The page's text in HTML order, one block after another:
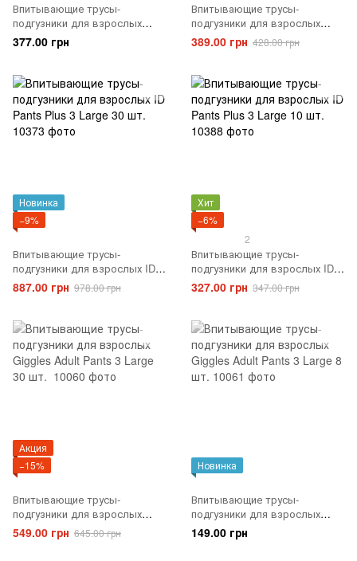
Впитывающие трусы-
подгузники для взрослых
SENI Active Normal 3 LARGE
10 шт.
377.00 грн
Впитывающие трусы-
подгузники для взрослых
Dailee Pant Premium Normal 3
Large 14 шт.
389.00 грн 428.00 грн
Новинка
−9%
Впитывающие трусы-
подгузники для взрослых ID
Pants Plus 3 Large 30 шт.
887.00 грн 978.00 грн
Хит
−6%
2
Впитывающие трусы-
подгузники для взрослых ID
Pants Plus 3 Large 10 шт.
327.00 грн 347.00 грн
Акция
−15%
Впитывающие трусы-
подгузники для взрослых
Giggles Adult Pants 3 Large 30
шт.
549.00 грн 645.00 грн
Новинка
Впитывающие трусы-
подгузники для взрослых
Giggles Adult Pants 3 Large 8
шт.
149.00 грн